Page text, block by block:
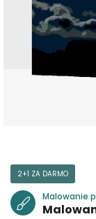
2+1 ZA DARMO
Malowanie